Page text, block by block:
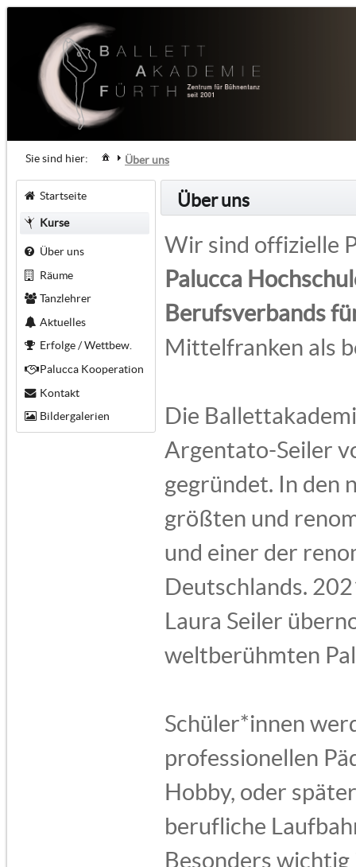
Sie sind hier: Über uns
Startseite
Kurse
Über uns
Räume
Tanzlehrer
Aktuelles
Erfolge / Wettbew.
Palucca Kooperation
Kontakt
Bildergalerien
Über uns
Wir sind offizielle
Palucca
Berufsverbands
Mittelfranken als
Die
Argentato-Seiler
gegründet. In den
größten und
und einer der
Deutschlands.
Laura Seiler
weltberühmten
Schüler*innen
professionellen
Hobby, oder
berufliche
Besonders